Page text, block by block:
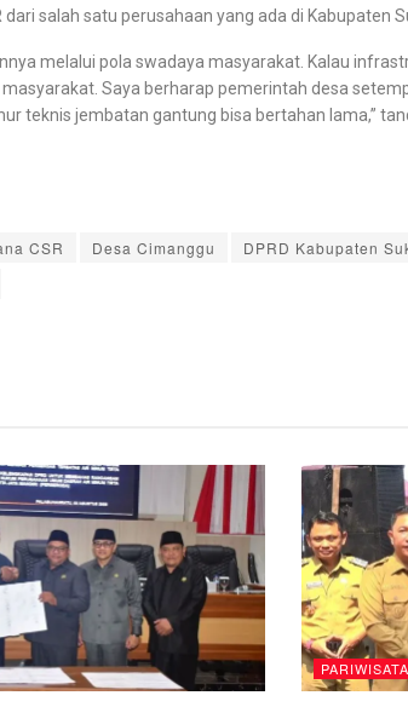
salah satu perusahaan yang ada di Kabupaten
melalui pola swadaya masyarakat. Kalau
Saya berharap pemerintah desa
teknis jembatan gantung bisa bertahan lama,”
CSR Desa Cimanggu DPRD Kabupaten
PARIWISATA